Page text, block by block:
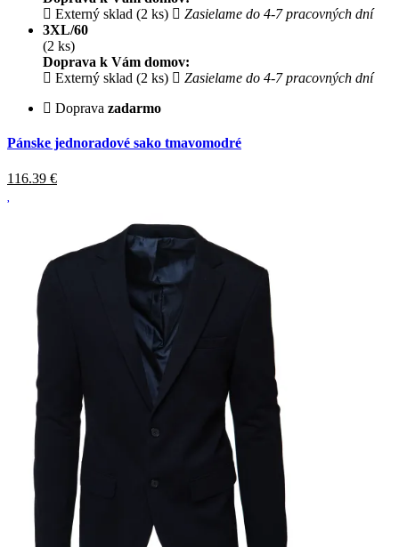
Externý sklad (2 ks)
Zasielame do 4-7 pracovných dní
3XL/60
(2 ks)
Doprava k Vám domov:
Externý sklad (2 ks)
Zasielame do 4-7 pracovných dní
Doprava zadarmo
Pánske jednoradové sako tmavomodré
116.39 €